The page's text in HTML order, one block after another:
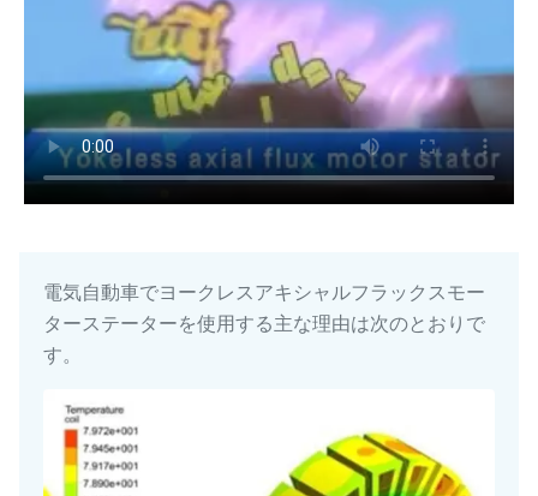
電気自動車でヨークレスアキシャルフラックスモー
ターステーターを使用する主な理由は次のとおりで
す。